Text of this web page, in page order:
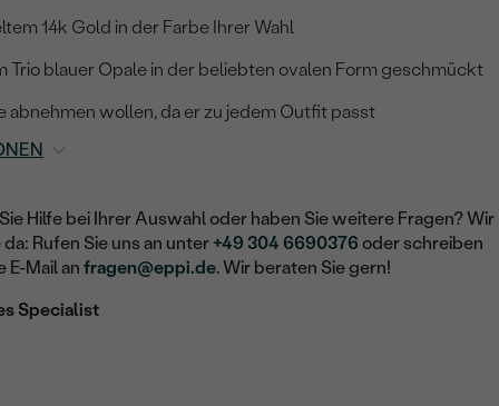
14k Gold in der Farbe Ihrer Wahl
Trio blauer Opale in der beliebten ovalen Form geschmückt
abnehmen wollen, da er zu jedem Outfit passt
Hilfe bei Ihrer Auswahl oder haben Sie weitere Fragen? Wir
Rufen Sie uns an unter +49 304 6690376 oder schreiben
E-Mail anfragen@eppi.de. Wir beraten Sie gern!
Specialist